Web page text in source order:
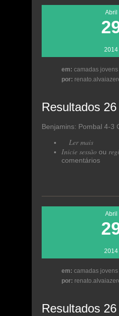
Abril
2014
em: camadas jovens
por:
Resultados
Benjamins: Pombal 4-3
Ler mais
abril
Inicie sessão ou
comentários
Abril
2014
em: camadas jovens
por:
Resultados